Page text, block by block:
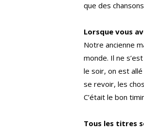
que des
Lorsque vous
Notre ancienne
monde. Il ne
le soir, on est
se revoir, les
C’était le bon
Tous les titres